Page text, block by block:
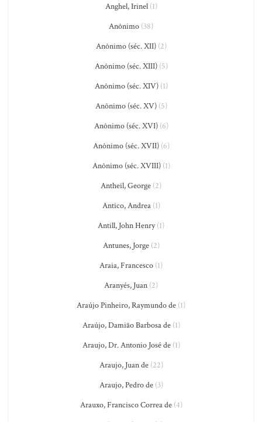
Anghel, Irinel(1)
Anônimo (38)
Anônimo (séc. XII)(2)
Anônimo (séc. XIII)(5)
Anônimo (séc. XIV)(1)
Anônimo (séc. XV)(5)
Anônimo (séc. XVI)(6)
Anônimo (séc. XVII)(6)
Anônimo (séc. XVIII)(1)
Antheil, George (2)
Antico, Andrea(1)
Antill, John Henry(1)
Antunes, Jorge(2)
Araia, Francesco (1)
Aranyés, Juan (2)
Araújo Pinheiro, Raymundo de (1)
Araújo, Damião Barbosa de(1)
Araujo, Dr. Antonio José de(1)
Araujo, Juan de(22)
Araujo, Pedro de(3)
Arauxo, Francisco Correa de(4)